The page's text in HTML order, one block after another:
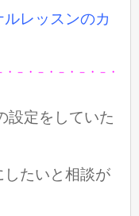
レッスンのカ
－・－・－・－・－・
設定をしていた
したいと相談が